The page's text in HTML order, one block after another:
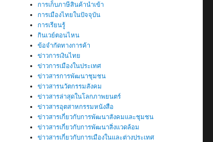
การเก็บภาษีสินค้านำเข้า
การเมืองไทยในปัจจุบัน
การเรียนรู้
กินเวย์ตอนไหน
ข้อจำกัดทางการค้า
ข่าวการเงินไทย
ข่าวการเมืองในประเทศ
ข่าวสารการพัฒนาชุมชน
ข่าวสารนวัตกรรมสังคม
ข่าวสารล่าสุดในโลกภาพยนตร์
ข่าวสารอุตสาหกรรมหนังสือ
ข่าวสารเกี่ยวกับการพัฒนาสังคมและชุมชน
ข่าวสารเกี่ยวกับการพัฒนาสิ่งแวดล้อม
ข่าวสารเกี่ยวกับการเมืองในและต่างประเทศ